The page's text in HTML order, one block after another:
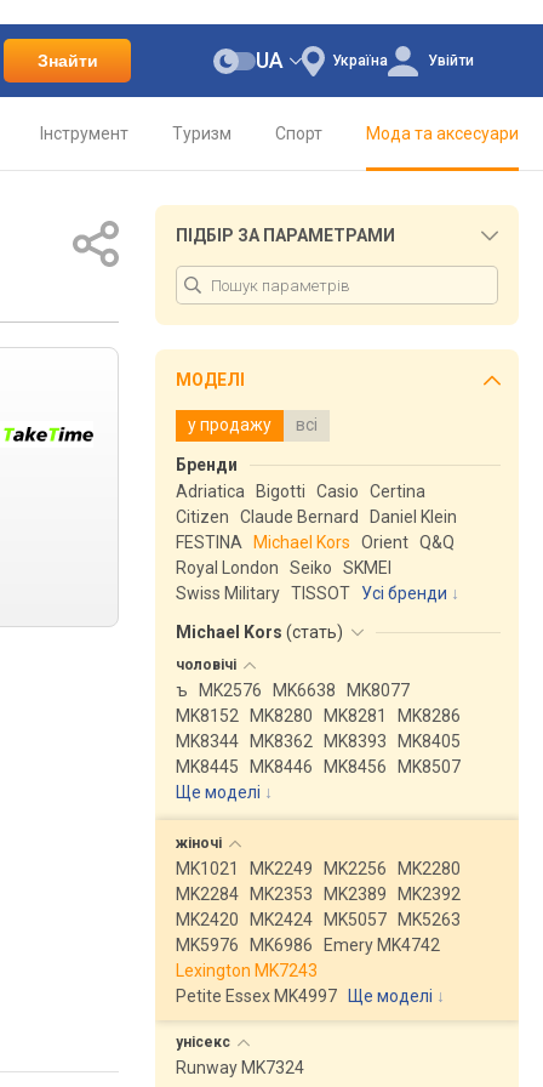
Знайти Україна
UA Увійти
Інструмент Туризм Спорт Мода та аксесуари
ПІДБІР ЗА ПАРАМЕТРАМИ
МОДЕЛІ
у продажу всі
Бренди
Adriatica
Bigotti Casio
Certina
Citizen
Claude Bernard
Daniel Klein
FESTINA
Michael Kors Orient Q&Q
Royal London
Seiko
SKMEI
Swiss Military TISSOT
Усі бренди
Michael Kors (стать)
чоловічі
ъ MK2576 MK6638
MK8077
MK8152
MK8280 MK8281
MK8286
MK8344
MK8362 MK8393
MK8405
MK8445
MK8446 MK8456
MK8507
Ще моделі ↓
жіночі
MK1021 MK2249 MK2256
MK2280
MK2284
MK2353 MK2389
MK2392
MK2420
MK2424 MK5057
MK5263
MK5976
MK6986
Emery MK4742
Lexington MK7243
Petite Essex MK4997
Ще моделі ↓
унісекс
Runway MK7324